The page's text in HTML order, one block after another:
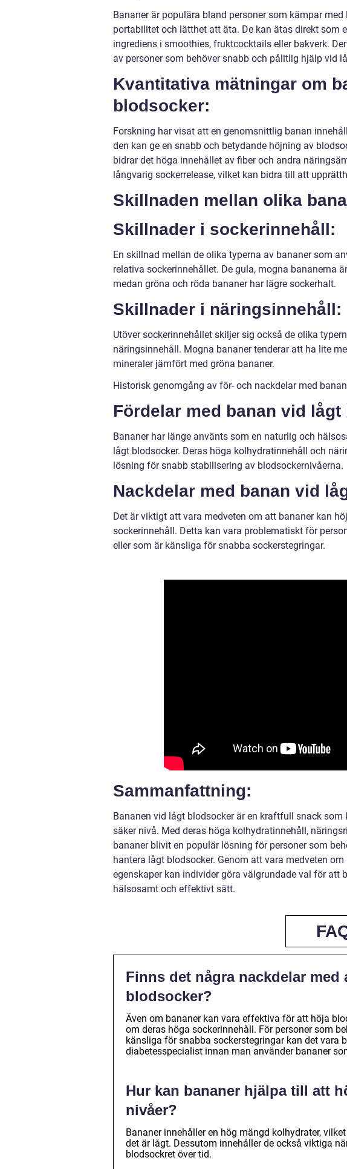
Bananer är populära bland personer som kämpar
portabilitet och lätthet att äta. De kan ätas direkt som
ingrediens i smoothies, fruktcocktails eller bakverk.
av personer som behöver snabb och pålitlig hjälp vid
Kvantitativa mätningar om
blodsocker:
Forskning har visat att en genomsnittlig banan
den kan ge en snabb och betydande höjning av
bidrar det höga innehållet av fiber och andra
långvarig sockerrelease, vilket kan bidra till att
Skillnaden mellan olika
Skillnader i sockerinnehåll:
En skillnad mellan de olika typerna av bananer som
relativa sockerinnehållet. De gula, mogna bananerna
medan gröna och röda bananer har lägre sockerhalt.
Skillnader i näringsinnehåll:
Utöver sockerinnehållet skiljer sig också de olika
näringsinnehåll. Mogna bananer tenderar att ha lite
mineraler jämfört med gröna bananer.
Historisk genomgång av för- och nackdelar med
Fördelar med banan vid
Bananer har länge använts som en naturlig och
lågt blodsocker. Deras höga kolhydratinnehåll och
lösning för snabb stabilisering av blodsockernivåerna.
Nackdelar med banan vid
Det är viktigt att vara medveten om att bananer kan
sockerinnehåll. Detta kan vara problematiskt för
eller som är känsliga för snabba sockerstegringar.
Sammanfattning:
Bananen vid lågt blodsocker är en kraftfull snack
säker nivå. Med deras höga kolhydratinnehåll,
bananer blivit en populär lösning för personer som
hantera lågt blodsocker. Genom att vara medveten
egenskaper kan individer göra välgrundade val för att
hälsosamt och effektivt sätt.
Finns det några nackdelar
blodsocker?
Även om bananer kan vara effektiva för att höja
om deras höga sockerinnehåll. För personer som
känsliga för snabba sockerstegringar kan det vara
diabetesspecialist innan man använder bananer
Hur kan bananer hjälpa till att
nivåer?
Bananer innehåller en hög mängd kolhydrater,
det är lågt. Dessutom innehåller de också viktiga
blodsockret över tid.